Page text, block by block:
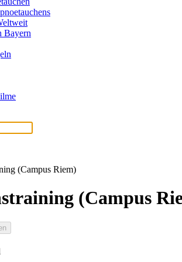
Bayern
(Campus Riem)
(Campus